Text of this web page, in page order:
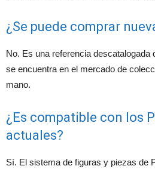
¿Se puede comprar
No. Es una referencia descatalogada
se encuentra en el mercado de
mano.
¿Es compatible con los
actuales?
Sí. El sistema de figuras y piezas de